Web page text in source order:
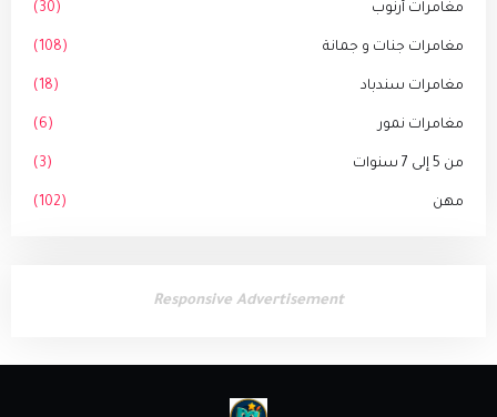
مغامرات أرنوب (30)
مغامرات جنات و جمانة (108)
مغامرات سندباد (18)
مغامرات نمور (6)
من 5 إلى 7 سنوات (3)
مهن (102)
Responsive Advertisement